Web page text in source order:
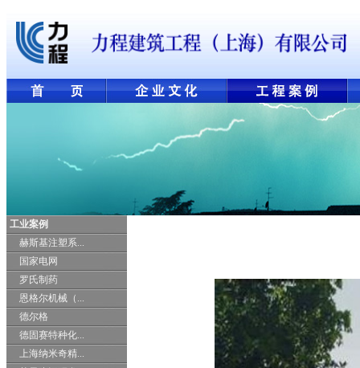
工业案例
赫斯基注塑系...
国家电网
罗氏制药
恩格尔机械（...
德尔格
德固赛特种化...
上海纳米奇精...